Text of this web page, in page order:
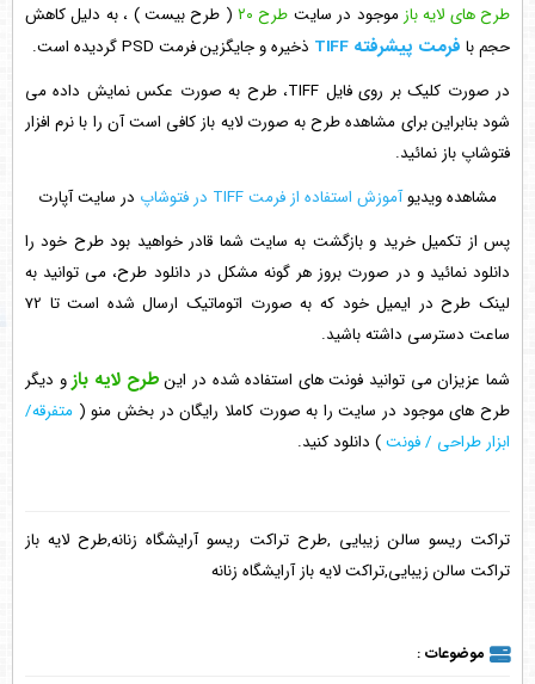
طرح های لایه بازموجود در سایت طرح ۲۰
( طرح بیست ) ، به دلیل کاهش
حجم با فرمت پیشرفته TIFF
ذخیره و جایگزین فرمت PSD گردیده است.
در صورت کلیک بر روی فایل TIFF، طرح به صورت عکس نمایش داده می
شود بنابراین برای مشاهده طرح به صورت لایه باز کافی است آن را با نرم افزار
فتوشاپ باز نمائید.
مشاهده ویدیوآموزش استفاده از فرمت TIFF در فتوشاپ
در سایت آپارت
پس از تکمیل خرید و بازگشت به سایت شما قادر خواهید بود طرح خود را
دانلود نمائید و در صورت بروز هر گونه مشکل در دانلود طرح، می توانید به
لینک طرح در ایمیل خود که به صورت اتوماتیک ارسال شده است تا 72
ساعت دسترسی داشته باشید.
شما عزیزان می توانید فونت های استفاده شده در اینطرح لایه بازو دیگر
طرح های موجود در سایت را به صورت کاملا رایگان در بخش منو ( متفرقه/
ابزار طراحی / فونت) دانلود کنید.
تراکت ریسو سالن زیبایی ,طرح تراکت ریسو آرایشگاه زنانه,طرح لایه باز
تراکت سالن زیبایی,تراکت لایه باز آرایشگاه زنانه
موضوعات :